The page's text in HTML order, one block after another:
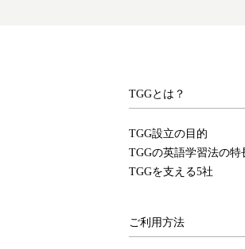
TGGとは？
TGG設立の目的
TGGの英語学習法の特
TGGを支える5社
ご利用方法